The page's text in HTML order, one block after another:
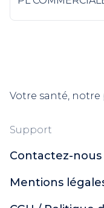
Votre santé,
Support
Contactez-nous
Mentions